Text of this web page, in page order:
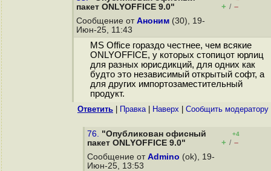
пакет ONLYOFFICE 9.0"
+ / –
Сообщение от Аноним (30), 19-
Июн-25, 11:43
MS Office гораздо честнее, чем всякие
ONLYOFFICE, у которых стопицот юрлиц
для разных юрисдикций, для одних как
будто это независимый открытый софт, а
для других импортозаместительный
продукт.
Ответить Правка| Наверх Cообщить модератору
76. "Опубликован офисный
пакет ONLYOFFICE 9.0"
+4
+ / –
Сообщение от Admino (ok), 19-
Июн-25, 13:53